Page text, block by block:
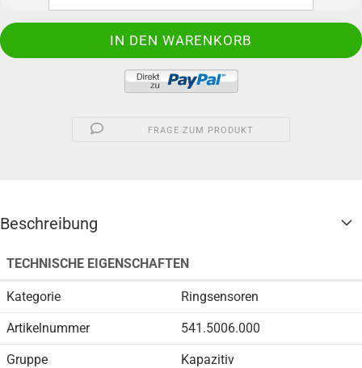
FRAGE ZUM PRODUKT
Beschreibung
TECHNISCHE EIGENSCHAFTEN
Kategorie Ringsensoren
Artikelnummer 541.5006.000
Gruppe Kapazitiv